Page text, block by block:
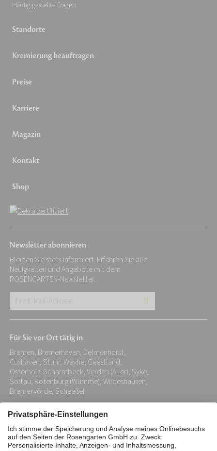
Häufig gestellte Fragen
Standorte
Kremierung beauftragen
Preise
Karriere
Magazin
Kontakt
Shop
Newsletter abonnieren
Bleiben Sie stets informiert. Erfahren Sie alle
Neuigkeiten und Angebote mit dem
ROSENGARTEN-Newsletter.
Adresse:
*
Für Sie vor Ort tätig in
Bremen, Bremerhaven, Delmenhorst,
Cuxhaven, Stuhr, Weyhe, Geestland,
Osterholz-Scharmbeck, Verden (Aller), Syke,
Soltau, Rotenburg (Wümme), Wildeshausen,
Bremervörde, Scheeßel
Impressum Datenschutz
Stiftung
Interne Meldestelle
Zahlungsmittel